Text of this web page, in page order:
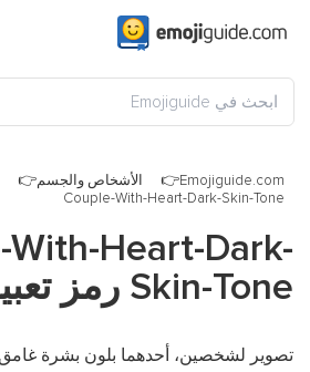
Emojiguide.com الأشخاص والجسم
Couple-With-Heart-Dark-Skin-Tone
With-Heart-Dark-
Skin-Tone رمز تعبيري
تصوير لشخصين، أحدهما بلون بشرة